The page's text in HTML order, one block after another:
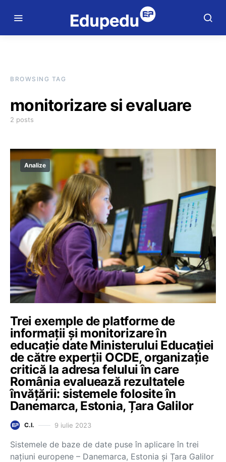
BROWSING TAG
monitorizare si evaluare
2 posts
Analize
Trei exemple de platforme de
informații și monitorizare în
educație date Ministerului Educației
de către experții OCDE, organizație
critică la adresa felului în care
România evaluează rezultatele
învățării: sistemele folosite în
Danemarca, Estonia, Țara Galilor
C.I. 9 iulie 2023
Sistemele de baze de date puse în aplicare în trei
națiuni europene – Danemarca, Estonia și Țara Galilor